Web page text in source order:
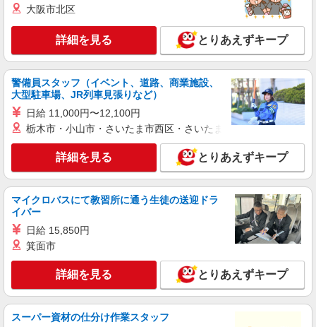
時給1550円〜2187円 ＜日払い有/週払い有/交
加東市 ≪最寄り駅≫滝野
キープ 詳細を見る
株式会社kotrio /●KB-H-2020619
滝野駅｜まずは送迎業務で活躍しよう◎デイサ
時給1450円〜2187円 ＜日払い有/週払い有/交
通費全支給(ガソリン代含む)＞
加東市 ≪最寄り駅≫滝野
キープ 詳細を見る
派遣社員
株式会社kotrio /●KB-H-1854425
滝野駅近く★シニア向け住宅での見守り・生活
サポートなど★
時給1500円〜2125円 ＜日払い有/週払い有/交
大阪市北区
詳細を見る とりあえずキープ
警備員スタッフ（イベント、道路、商業施設、
大型駐車場、JR列車見張りなど）
日給 11,000円〜12,100円
栃木市・小山市・さいたま市西区・さいたま市岩槻区・久喜市・
詳細を見る とりあえずキープ
マイクロバスにて教習所に通う生徒の送迎ドラ
イバー
日給 15,850円
箕面市
詳細を見る とりあえずキープ
スーパー資材の仕分け作業スタッフ